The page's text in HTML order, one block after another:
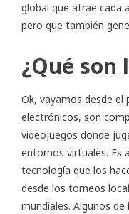
global que atrae cada
pero que también
¿Qué son
Ok, vayamos desde el
electrónicos, son
videojuegos donde
entornos virtuales. Es
tecnología que los
desde los torneos
mundiales. Algunos